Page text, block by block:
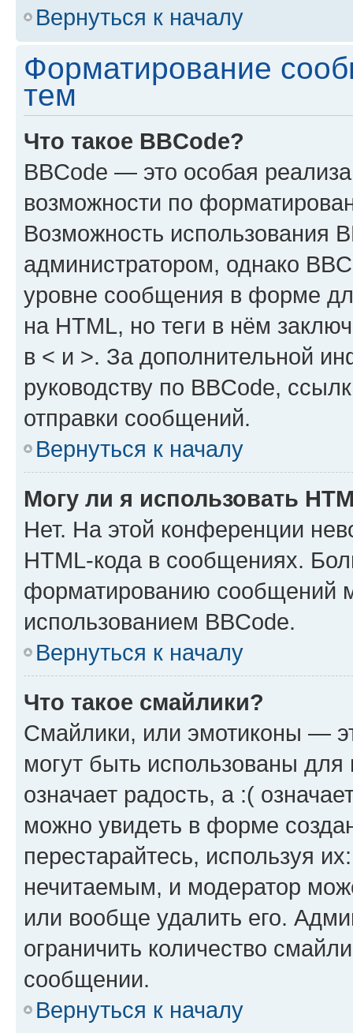
Вернуться к началу
Форматирование
тем
Что такое BBCode?
BBCode — это особая
возможности по
Возможность использования
администратором, однако
уровне сообщения в форме
на HTML, но теги в нём
в < и >. За дополнительной
руководству по BBCode,
отправки сообщений.
Вернуться к началу
Могу ли я использовать
Нет. На этой конференции
HTML-кода в сообщениях.
форматированию сообщений
использованием BBCode.
Вернуться к началу
Что такое смайлики?
Смайлики, или эмотиконы —
могут быть использованы
означает радость, а :(
можно увидеть в форме
перестарайтесь, используя
нечитаемым, и модератор
или вообще удалить его.
ограничить количество
сообщении.
Вернуться к началу